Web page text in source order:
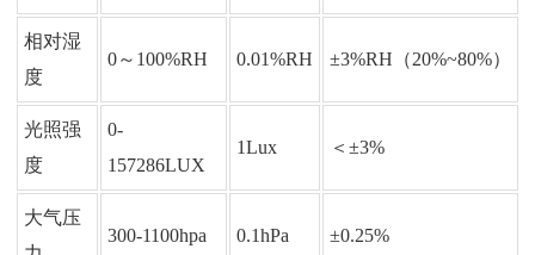
相对湿
度
0～100%RH 0.01%RH ±3%RH（20%~80%）
光照强
度
0-
157286LUX
1Lux ＜±3%
大气压
300-1100hpa 0.1hPa ±0.25%